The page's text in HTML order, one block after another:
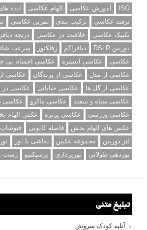
ISO آموزش عکاسی الهام عکاسی ایده
ترفند عکاسی
ترکیب بندی تمرین عکاسی
تکنیک عکاسی
خلاقیت در عکاسی
دریچه
دوربین DSLR
دیافراگم رفلکتور سرعت
عکاسی
عکاسی آبستره
عکاسی اجسام بی
عکاسی از مدل
عکاسی از پرندگان
عکاسی
عکاسی از گل ها
عکاسی خیابانی
عکاسی
عکاسی سیاه و سفید
عکاسی ماکرو
عکاسی
عکاسی ورزشی
عکاسی پرتره
عکس الهام
عکس های الهام بخش
فاصله کانونی فتوشاپ
لنز دوربین
مجموعه عکس نقاشی با نور
نوردهی طولانی
نورپردازی پرسپکتیو ژست
تبلیغ متنی
آتلیه کودک سروش